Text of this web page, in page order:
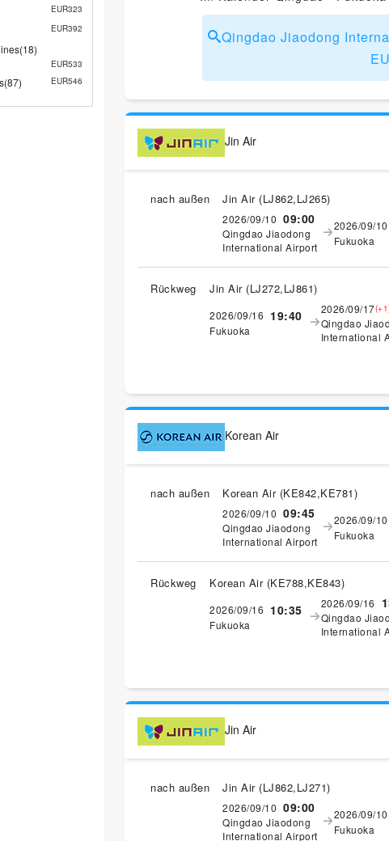
EUR323
EUR392
EUR533
EUR546
Qingdao Jiaodong
Jin Air
nach außen Jin Air (LJ862,LJ265)
2026/09/10 09:00
Qingdao Jiaodong
International Airport
2026/09/10
Fukuoka
Rückweg Jin Air (LJ272,LJ861)
2026/09/16 19:40
Fukuoka
2026/09/17
Qingdao
International
Korean Air
nach außen Korean Air (KE842,KE781)
2026/09/10 09:45
Qingdao Jiaodong
International Airport
2026/09/10
Fukuoka
Rückweg Korean Air (KE788,KE843)
2026/09/16 10:35
Fukuoka
2026/09/16
Qingdao
International
Jin Air
nach außen Jin Air (LJ862,LJ271)
2026/09/10 09:00
Qingdao Jiaodong
International Airport
2026/09/10
Fukuoka